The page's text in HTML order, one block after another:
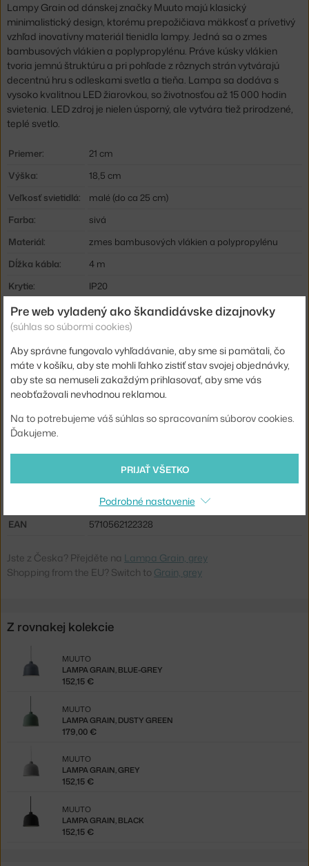
Lampy Grain od dánskej značky Muuto majú klasický
minimalistický design, ktorému prepožičiava mäkkosť a prívetivý
vzhľad inovatívny materiál tienidla lampy. Jedná sa o zmes
bambusových vlákien a poplypropylénu. Práve kúsky vlákien
tvoria jemnú štruktúru a pri pohľade z rôznych strán vytvárajú
decentnú hru s odleskami svetla a tieňa. Lampa sa dodáva s
vysoko kvalitnou LED žiarovkou, so životnosťou až 15 000 hodin
svietenia. LED zdroj je nielen úsporný, ale vytvára tiež prirodzené,
teplé svetlo.
Priemer:
21 cm
Výška:
18,5 cm
Veľkosť svietidlá:
malé (do ca 25 cm)
Farba:
sivá
Materiál:
zmes bambusových vlákien a polypropylénu
Dĺžka kábla:
4 m
Krytie:
IP20
Obsahuje
stropnú krytku:
áno
Max Watt (LED):
5 W
Pätica / zdroj:
G9
svetla:
Čistite suchou handričkou. Pred čistením vždy
MUU-GRAPEN2104
EAN
5710562122328
Jste z Česka? Přejděte na Lampa Grain, grey
Shopping from the EU? Switch to Grain, grey
Z rovnakej kolekcie
LAMPA GRAIN, BLUE-GREY
MUUTO
152,15 €
LAMPA GRAIN, DUSTY GREEN
MUUTO
179,00 €
LAMPA GRAIN, GREY
MUUTO
152,15 €
LAMPA GRAIN, BLACK
MUUTO
152,15 €
Pre web vyladený ako škandidávske dizajnovky
(súhlas so súbormi cookies)
Aby správne fungovalo vyhľadávanie, aby sme si pamätali, čo
máte v košíku, aby ste mohli ľahko zistiť stav svojej objednávky,
aby ste sa nemuseli zakaždým prihlasovať, aby sme vás
neobťažovali nevhodnou reklamou.
Na to potrebujeme váš súhlas so spracovaním súborov cookies.
Ďakujeme.
PRIJAŤ VŠETKO
Podrobné nastavenie